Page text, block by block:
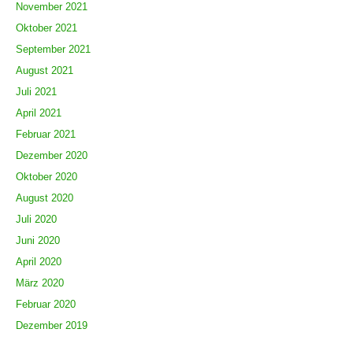
November 2021
Oktober 2021
September 2021
August 2021
Juli 2021
April 2021
Februar 2021
Dezember 2020
Oktober 2020
August 2020
Juli 2020
Juni 2020
April 2020
März 2020
Februar 2020
Dezember 2019